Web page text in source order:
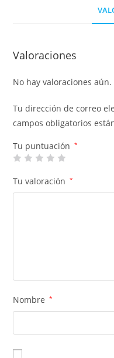
Valoraciones
No hay valoraciones aún.
Tu dirección de correo
campos obligatorios
Tu puntuación *
Tu valoración *
Nombre *